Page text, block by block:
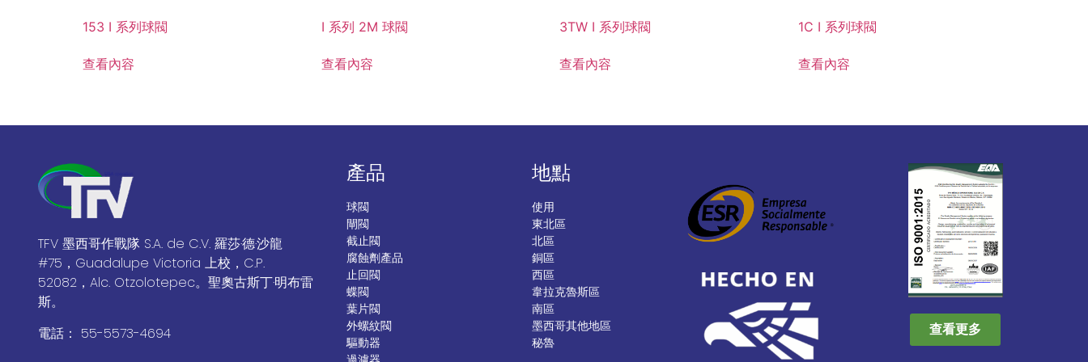
153 I 系列球閥
查看內容
I 系列 2M 球閥
查看內容
3TW I 系列球閥
查看內容
1C I 系列球閥
查看內容
TFV 墨西哥作戰隊 S.A. de C.V. 羅莎·德·沙龍
#75，Guadalupe Victoria 上校，C.P.
52082，Alc. Otzolotepec。聖奧古斯丁·明布雷
斯。
電話： 55-5573-4694
產品
球閥
閘閥
截止閥
腐蝕劑產品
止回閥
蝶閥
葉片閥
外螺紋閥
驅動器
地點
使用
東北區
北區
銅區
西區
韋拉克魯斯區
南區
墨西哥其他地區
秘魯
查看更多